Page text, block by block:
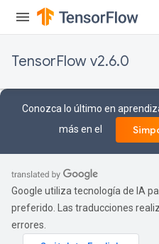
TensorFlow v2.6.0
Conozca lo último en
más en el
Google utiliza tecnología de IA
preferido. Las traducciones
errores.